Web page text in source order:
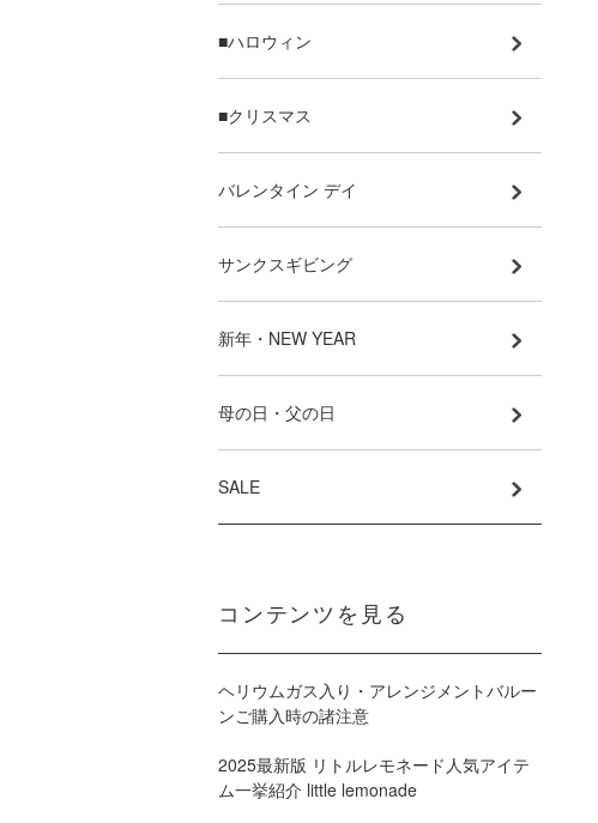
■ハロウィン
■クリスマス
バレンタイン デイ
サンクスギビング
新年・NEW YEAR
母の日・父の日
SALE
コンテンツを見る
ヘリウムガス入り・アレンジメントバルー
ンご購入時の諸注意
2025最新版 リトルレモネード人気アイテ
ム一挙紹介 little lemonade